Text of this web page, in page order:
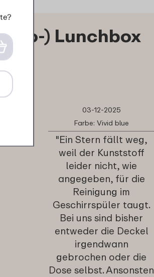
) Lunchbox
03-12-2025
Farbe: Vivid blue
"Ein Stern fällt weg,
weil der Kunststoff
leider nicht, wie
angegeben, für die
Reinigung im
Geschirrspüler taugt.
Bei uns sind bisher
entweder die Deckel
irgendwann
gebrochen oder die
Dose selbst. Ansonsten